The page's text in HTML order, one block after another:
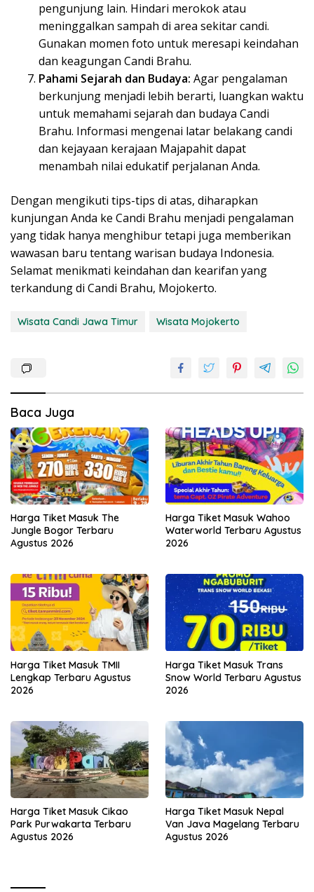
pengunjung lain. Hindari merokok atau
meninggalkan sampah di area sekitar candi.
Gunakan momen foto untuk meresapi keindahan
dan keagungan Candi Brahu.
Pahami Sejarah dan Budaya: Agar pengalaman
berkunjung menjadi lebih berarti, luangkan waktu
untuk memahami sejarah dan budaya Candi
Brahu. Informasi mengenai latar belakang candi
dan kejayaan kerajaan Majapahit dapat
menambah nilai edukatif perjalanan Anda.
Dengan mengikuti tips-tips di atas, diharapkan
kunjungan Anda ke Candi Brahu menjadi pengalaman
yang tidak hanya menghibur tetapi juga memberikan
wawasan baru tentang warisan budaya Indonesia.
Selamat menikmati keindahan dan kearifan yang
terkandung di Candi Brahu, Mojokerto.
Wisata Candi Jawa Timur Wisata Mojokerto
Baca Juga
Harga Tiket Masuk The
Jungle Bogor Terbaru
Agustus 2026
Harga Tiket Masuk Wahoo
Waterworld Terbaru Agustus
2026
Harga Tiket Masuk TMII
Lengkap Terbaru Agustus
2026
Harga Tiket Masuk Trans
Snow World Terbaru Agustus
2026
Harga Tiket Masuk Cikao
Park Purwakarta Terbaru
Agustus 2026
Harga Tiket Masuk Nepal
Van Java Magelang Terbaru
Agustus 2026